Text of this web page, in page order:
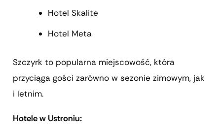
Hotel Skalite
Hotel Meta
Szczyrk to popularna miejscowość, która
przyciąga gości zarówno w sezonie zimowym, jak
i letnim.
Hotele w Ustroniu: